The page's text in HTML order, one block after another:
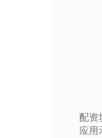
配资
应用